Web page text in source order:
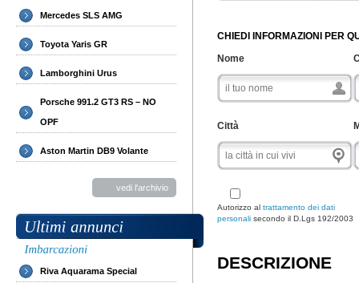
Mercedes SLS AMG
Toyota Yaris GR
Lamborghini Urus
Porsche 991.2 GT3 RS – NO
OPF
Aston Martin DB9 Volante
vedi l'archivio
Riva Aquarama Special
CHIEDI INFORMAZIONI PER
Nome
Città
Autorizzo al trattamento dei dati
personali secondo il D.Lgs 192/2003
DESCRIZIONE